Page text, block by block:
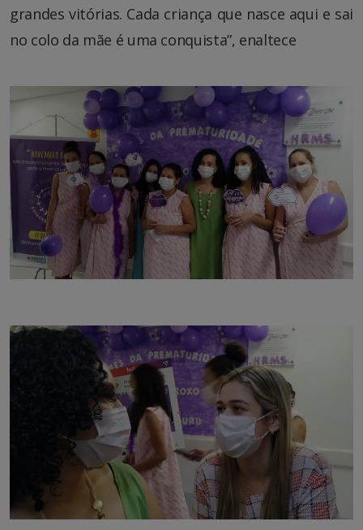
grandes vitórias. Cada criança que nasce aqui e sai
no colo da mãe é uma conquista”, enaltece